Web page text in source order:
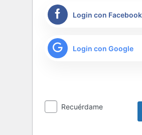
Login con Facebook
Login con Google
Recuérdame